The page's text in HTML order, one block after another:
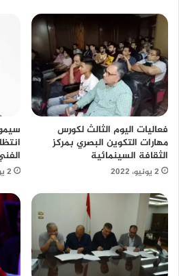
فعاليات اليوم الثالث لكورس
مهارات التكوين البصري بمركز
الثقافة السينمائية
2 يونيو، 2022 2 يونيو، 2022